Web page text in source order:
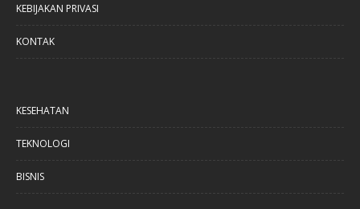
KEBIJAKAN PRIVASI
KONTAK
KESEHATAN
TEKNOLOGI
BISNIS